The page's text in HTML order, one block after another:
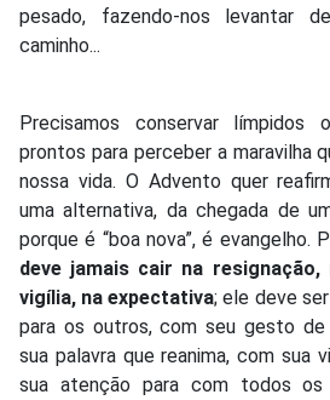
pesado, fazendo-nos levantar
caminho...
Precisamos conservar
prontos para perceber a maravilha
nossa vida. O Advento quer
uma alternativa, da chegada de
porque é “boa nova”, é evangelho.
deve jamais cair na resignação,
vigília, na expectativa; ele deve
para os outros, com seu gesto
sua palavra que reanima, com sua
sua atenção para com todos